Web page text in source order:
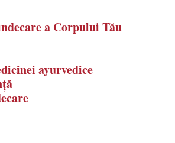
a Corpului Tău
ayurvedice